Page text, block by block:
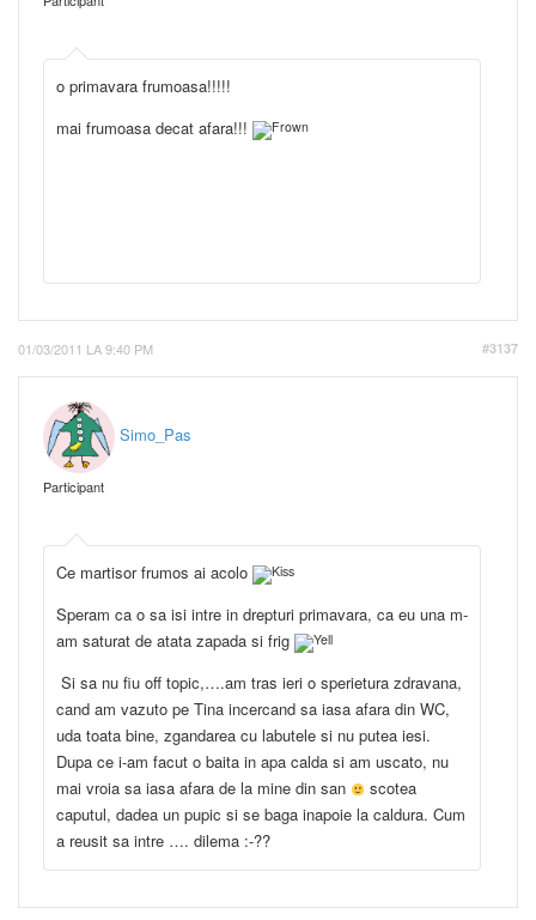
o primavara frumoasa!!!!!
mai frumoasa decat afara!!!
01/03/2011 LA 9:40 PM #3137
Simo_Pas
Participant
Ce martisor frumos ai acolo
Speram ca o sa isi intre in drepturi primavara, ca eu una m-
am saturat de atata zapada si frig
Si sa nu fiu off topic,….am tras ieri o sperietura zdravana,
cand am vazuto pe Tina incercand sa iasa afara din WC,
uda toata bine, zgandarea cu labutele si nu putea iesi.
Dupa ce i-am facut o baita in apa calda si am uscato, nu
mai vroia sa iasa afara de la mine din san
scotea
caputul, dadea un pupic si se baga inapoie la caldura. Cum
a reusit sa intre …. dilema :-??